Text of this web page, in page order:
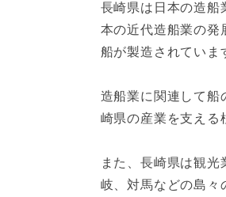
長崎県は日本の造船
本の近代造船業の発
船が製造されていま
造船業に関連して船
崎県の産業を支える
また、長崎県は観
岐、対馬などの島々